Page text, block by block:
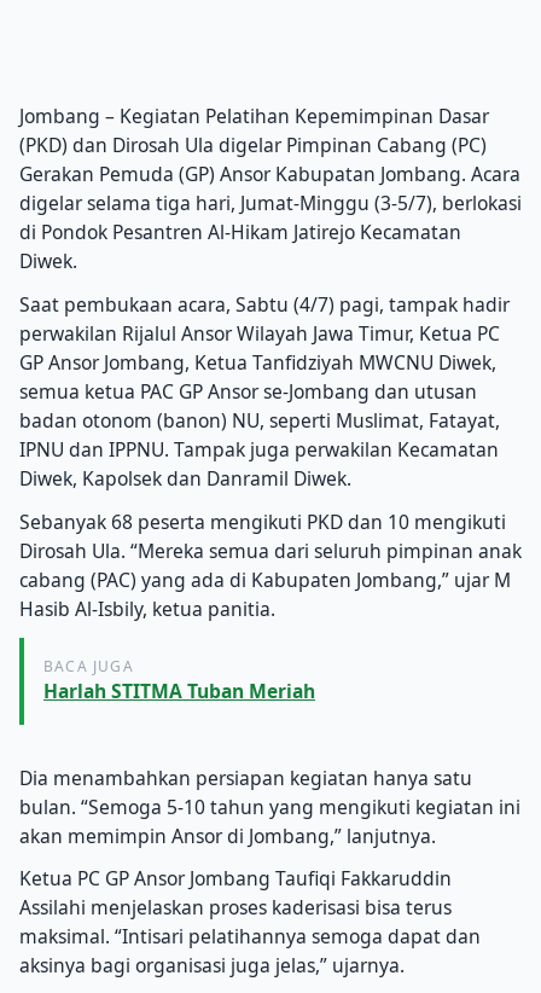
Jombang – Kegiatan Pelatihan Kepemimpinan Dasar
(PKD) dan Dirosah Ula digelar Pimpinan Cabang (PC)
Gerakan Pemuda (GP) Ansor Kabupatan Jombang. Acara
digelar selama tiga hari, Jumat-Minggu (3-5/7), berlokasi
di Pondok Pesantren Al-Hikam Jatirejo Kecamatan
Diwek.
Saat pembukaan acara, Sabtu (4/7) pagi, tampak hadir
perwakilan Rijalul Ansor Wilayah Jawa Timur, Ketua PC
GP Ansor Jombang, Ketua Tanfidziyah MWCNU Diwek,
semua ketua PAC GP Ansor se-Jombang dan utusan
badan otonom (banon) NU, seperti Muslimat, Fatayat,
IPNU dan IPPNU. Tampak juga perwakilan Kecamatan
Diwek, Kapolsek dan Danramil Diwek.
Sebanyak 68 peserta mengikuti PKD dan 10 mengikuti
Dirosah Ula. “Mereka semua dari seluruh pimpinan anak
cabang (PAC) yang ada di Kabupaten Jombang,” ujar M
Hasib Al-Isbily, ketua panitia.
BACA JUGA
Harlah STITMA Tuban Meriah
Dia menambahkan persiapan kegiatan hanya satu
bulan. “Semoga 5-10 tahun yang mengikuti kegiatan ini
akan memimpin Ansor di Jombang,” lanjutnya.
Ketua PC GP Ansor Jombang Taufiqi Fakkaruddin
Assilahi menjelaskan proses kaderisasi bisa terus
maksimal. “Intisari pelatihannya semoga dapat dan
aksinya bagi organisasi juga jelas,” ujarnya.